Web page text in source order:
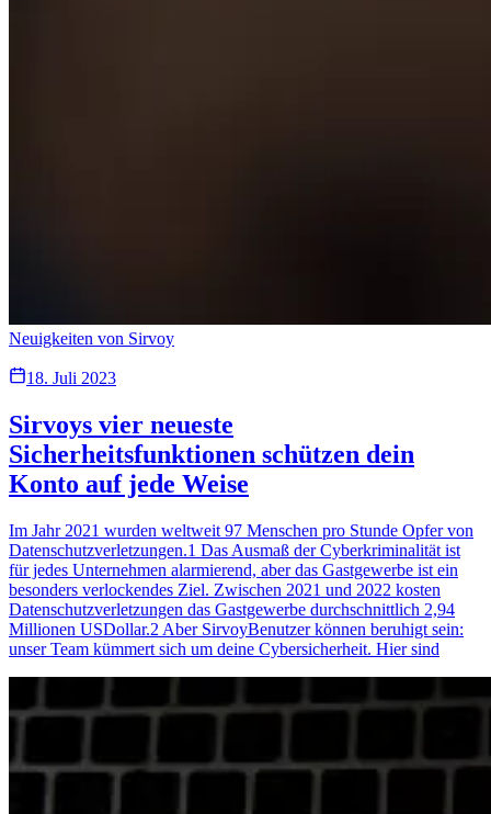
Neuigkeiten von Sirvoy
18. Juli 2023
Sirvoys vier neueste
Sicherheitsfunktionen schützen dein
Konto auf jede Weise
Im Jahr 2021 wurden weltweit 97 Menschen pro Stunde Opfer von
Datenschutzverletzungen.1 Das Ausmaß der Cyberkriminalität ist
für jedes Unternehmen alarmierend, aber das Gastgewerbe ist ein
besonders verlockendes Ziel. Zwischen 2021 und 2022 kosten
Datenschutzverletzungen das Gastgewerbe durchschnittlich 2,94
Millionen USDollar.2 Aber SirvoyBenutzer können beruhigt sein:
unser Team kümmert sich um deine Cybersicherheit. Hier sind